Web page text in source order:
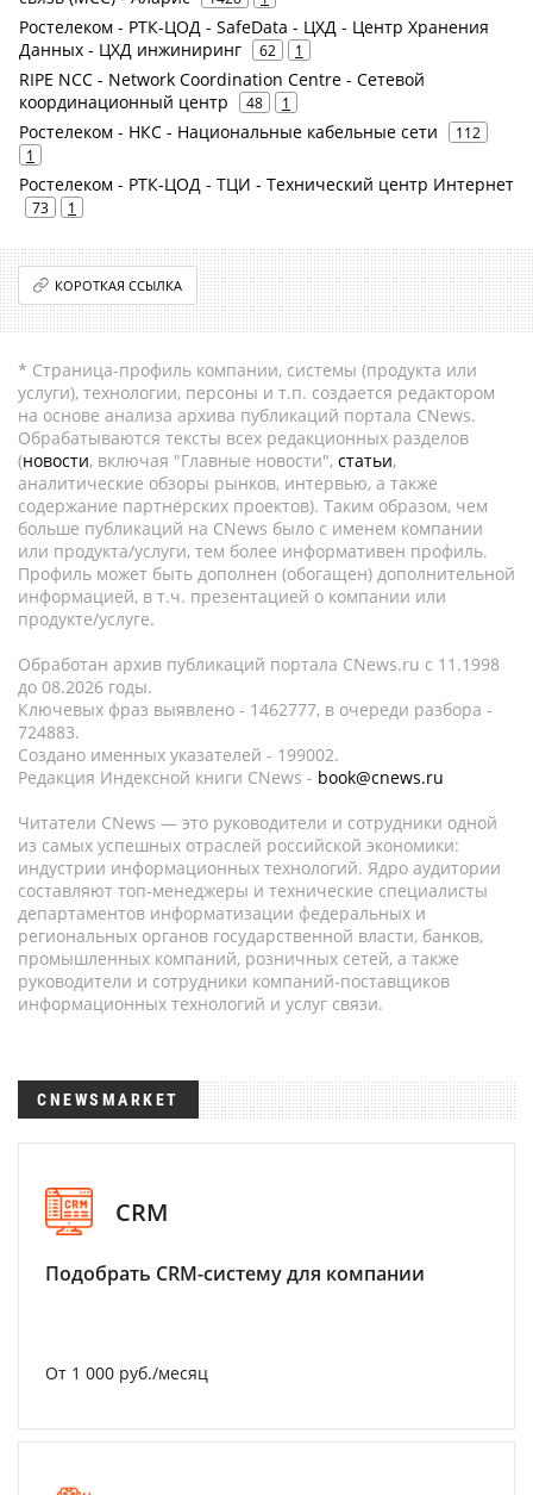
Ростелеком - РТК-ЦОД - SafeData - ЦХД - Центр Хранения
Данных - ЦХД инжиниринг
62 1
RIPE NCC - Network Coordination Centre - Сетевой
координационный центр
48 1
Ростелеком - НКС - Национальные кабельные сети
112
1
Ростелеком - РТК-ЦОД - ТЦИ - Технический центр Интернет
73 1
КОРОТКАЯ ССЫЛКА
* Страница-профиль компании, системы (продукта или
услуги), технологии, персоны и т.п. создается редактором
на основе анализа архива публикаций портала CNews.
Обрабатываются тексты всех редакционных разделов
(новости, включая "Главные новости", статьи,
аналитические обзоры рынков, интервью, а также
содержание партнёрских проектов). Таким образом, чем
больше публикаций на CNews было с именем компании
или продукта/услуги, тем более информативен профиль.
Профиль может быть дополнен (обогащен) дополнительной
информацией, в т.ч. презентацией о компании или
продукте/услуге.
Обработан архив публикаций портала CNews.ru c 11.1998
до 08.2026 годы.
Ключевых фраз выявлено - 1462777, в очереди разбора -
724883.
Создано именных указателей - 199002.
Редакция Индексной книги CNews - book@cnews.ru
Читатели CNews — это руководители и сотрудники одной
из самых успешных отраслей российской экономики:
индустрии информационных технологий. Ядро аудитории
составляют топ-менеджеры и технические специалисты
департаментов информатизации федеральных и
региональных органов государственной власти, банков,
промышленных компаний, розничных сетей, а также
руководители и сотрудники компаний-поставщиков
информационных технологий и услуг связи.
CNEWSMARKET
CRM
Подобрать CRM-систему для компании
От 1 000 руб./месяц